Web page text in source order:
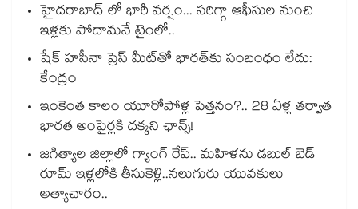
హైదరాబాద్ లో భారీ వర్షం... సరిగ్గా ఆఫీసుల నుంచి
ఇళ్లకు పోదామనే టైంలో..
షేక్ హసీనా ప్రెస్ మీట్‎తో భారత్‎కు సంబంధం లేదు:
కేంద్రం
ఇంకెంత కాలం యూరోపోళ్ల పెత్తనం?.. 28 ఏళ్ల తర్వాత
భారత అంపైర్లకి దక్కని ఛాన్స్!
జగిత్యాల జిల్లాలో గ్యాంగ్ రేప్.. మహిళను డబుల్ బెడ్
రూమ్ ఇళ్లలోకి తీసుకెళ్లి..నలుగురు యువకులు
అత్యాచారం..